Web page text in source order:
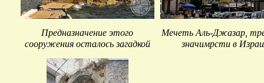
Предназначение этого
сооружения осталось загадкой
Мечеть Аль-Джазар,
значимрсти в